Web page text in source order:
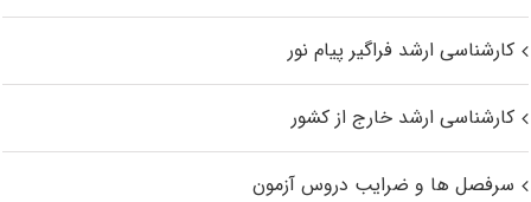
کارشناسی ارشد فراگیر پیام نور
کارشناسی ارشد خارج از کشور
سرفصل ها و ضرایب دروس آزمون